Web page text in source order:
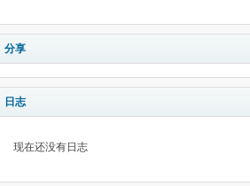
分享
日志
现在还没有日志